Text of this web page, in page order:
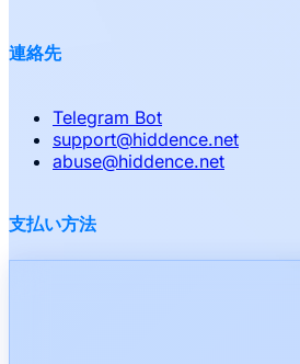
連絡先
Telegram Bot
support@hiddence.net
abuse@hiddence.net
支払い方法